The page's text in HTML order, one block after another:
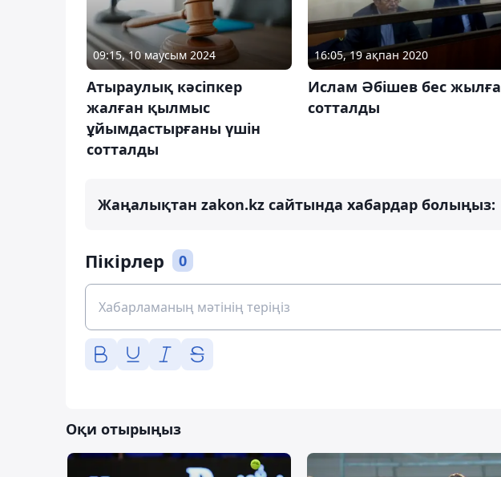
09:15, 10 маусым 2024
Атыраулық кәсіпкер
жалған қылмыс
ұйымдастырғаны үшін
сотталды
16:05, 19 ақпан 2020
Ислам Әбішев бес жылға
сотталды
Жаңалықтан zakon.kz сайтында хабардар болыңыз:
Пікірлер 0
Оқи отырыңыз